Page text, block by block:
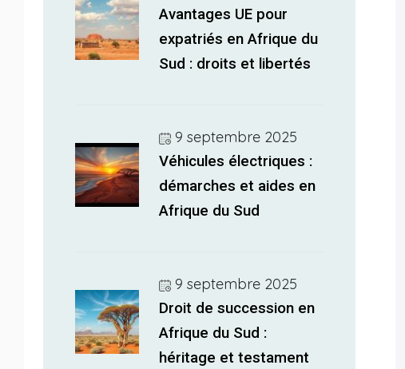
Avantages UE pour
expatriés en Afrique du
Sud : droits et libertés
9 septembre 2025
Véhicules électriques :
démarches et aides en
Afrique du Sud
9 septembre 2025
Droit de succession en
Afrique du Sud :
héritage et testament